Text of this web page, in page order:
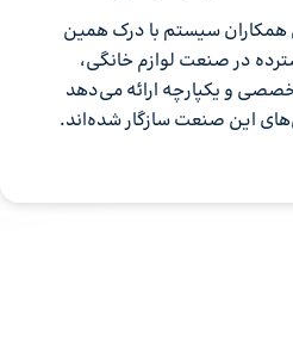
همکاران سیستم با درک همین
در صنعت لوازم خانگی،
و یکپارچه ارائه می‌دهد
این صنعت سازگار شده‌اند.